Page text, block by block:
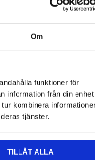
Om
funktioner för
information från din enhet
kombinera
tjänster.
TILLÅT ALLA
flest röster) lyckats